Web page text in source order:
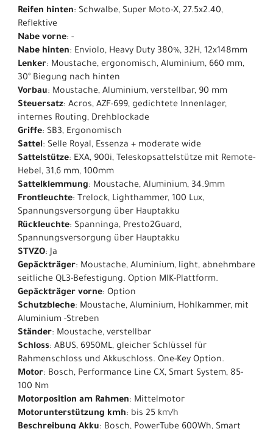
Reifen hinten: Schwalbe, Super Moto-X, 27.5x2.40,
Reflektive
Nabe vorne: -
Nabe hinten: Enviolo, Heavy Duty 380%, 32H, 12x148mm
Lenker: Moustache, ergonomisch, Aluminium, 660 mm,
30° Biegung nach hinten
Vorbau: Moustache, Aluminium, verstellbar, 90 mm
Steuersatz: Acros, AZF-699, gedichtete Innenlager,
internes Routing, Drehblockade
Griffe: SB3, Ergonomisch
Sattel: Selle Royal, Essenza + moderate wide
Sattelstütze: EXA, 900i, Teleskopsattelstütze mit Remote-
Hebel, 31,6 mm, 100mm
Sattelklemmung: Moustache, Aluminium, 34.9mm
Frontleuchte: Trelock, Lighthammer, 100 Lux,
Spannungsversorgung über Hauptakku
Rückleuchte: Spanninga, Presto2Guard,
Spannungsversorgung über Hauptakku
STVZO: Ja
Gepäckträger: Moustache, Aluminium, light, abnehmbare
seitliche QL3-Befestigung. Option MIK-Plattform.
Gepäckträger vorne: Option
Schutzbleche: Moustache, Aluminium, Hohlkammer, mit
Aluminium -Streben
Ständer: Moustache, verstellbar
Schloss: ABUS, 6950ML, gleicher Schlüssel für
Rahmenschloss und Akkuschloss. One-Key Option.
Motor: Bosch, Performance Line CX, Smart System, 85-
100 Nm
Motorposition am Rahmen: Mittelmotor
Motorunterstützung kmh: bis 25 km/h